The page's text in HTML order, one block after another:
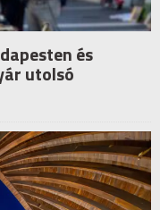
és
utolsó